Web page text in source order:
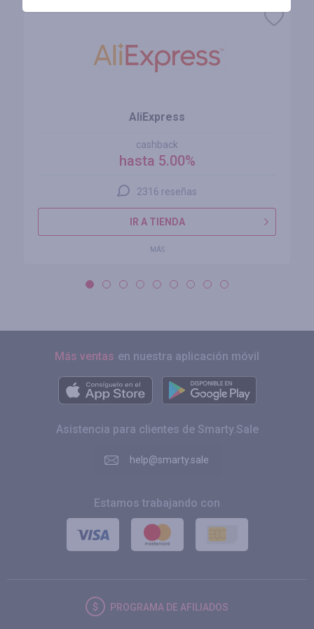
AliExpress
cashback
hasta 5.00%
2316 reseñas
IR A TIENDA
MÁS
Más ventas en nuestra aplicación móvil
Asistencia para clientes de Smarty.Sale
help@smarty.sale
Estamos trabajando con
PROGRAMA DE AFILIADOS